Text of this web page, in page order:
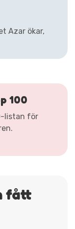
Azar ökar,
100
listan för
fått